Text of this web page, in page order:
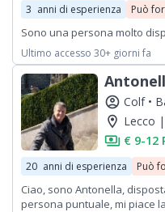
3 anni di esperienza Può
Sono una persona molto
Ultimo accesso 30+ giorni fa
account_circle Colf •
location_on Lecco
payments € 9-12
20 anni di esperienza Può
Ciao, sono Antonella,
persona puntuale, mi piace